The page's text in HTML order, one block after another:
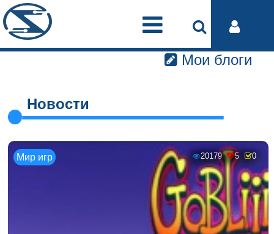
Мои блоги
Новости
Мир игр 20179 5 0